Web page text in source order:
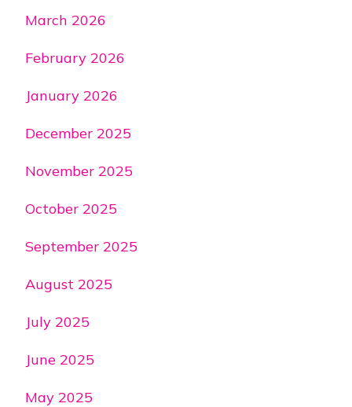
March 2026
February 2026
January 2026
December 2025
November 2025
October 2025
September 2025
August 2025
July 2025
June 2025
May 2025